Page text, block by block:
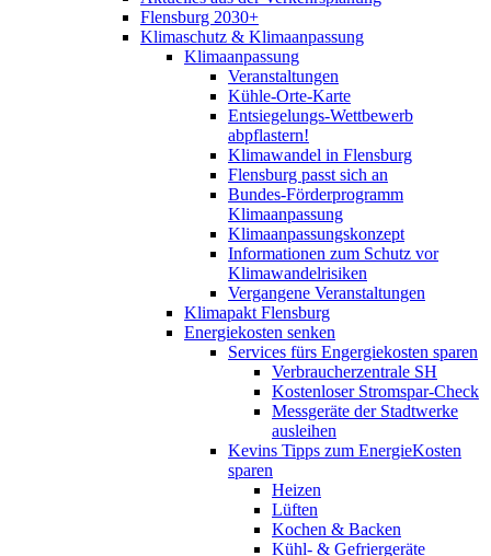
Flensburg 2030+
Klimaschutz & Klimaanpassung
Klimaanpassung
Veranstaltungen
Kühle-Orte-Karte
Entsiegelungs-Wettbewerb
abpflastern!
Klimawandel in Flensburg
Flensburg passt sich an
Bundes-Förderprogramm
Klimaanpassung
Klimaanpassungskonzept
Informationen zum Schutz vor
Klimawandelrisiken
Vergangene Veranstaltungen
Klimapakt Flensburg
Energiekosten senken
Services fürs Engergiekosten sparen
Verbraucherzentrale SH
Kostenloser Stromspar-Check
Messgeräte der Stadtwerke
ausleihen
Kevins Tipps zum EnergieKosten
sparen
Heizen
Lüften
Kochen & Backen
Kühl- & Gefriergeräte